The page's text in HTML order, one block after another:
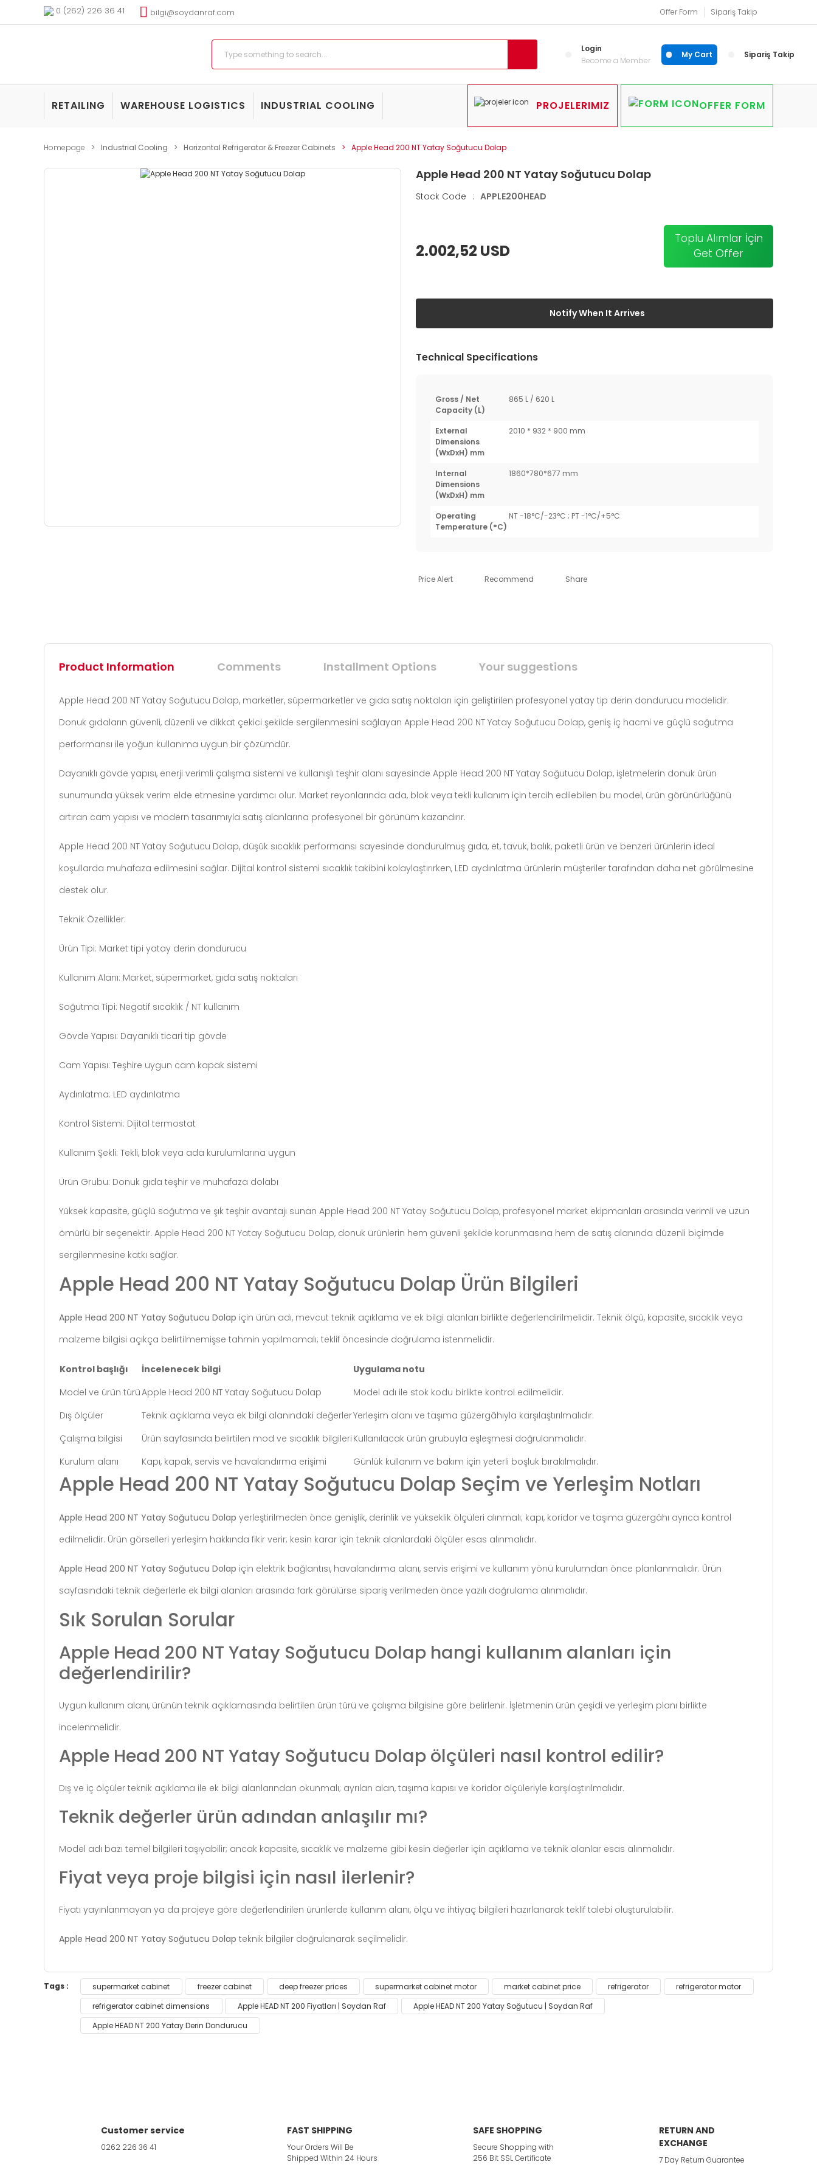
0 (262) 226 36 41 bilgi@soydanraf.com Offer Form Sipariş Takip
Login
Become a Member
My Cart Sipariş Takip
RETAILING WAREHOUSE LOGISTICS INDUSTRIAL COOLING PROJELERIMIZ OFFER FORM
Homepage Industrial Cooling Horizontal Refrigerator & Freezer Cabinets Apple Head 200 NT Yatay Soğutucu Dolap
Apple Head 200 NT Yatay Soğutucu Dolap
Stock Code : APPLE200HEAD
2.002,52 USD
Toplu Alımlar İçin
Get Offer
Notify When It Arrives
Technical Specifications
Gross / Net
Capacity (L)
865 L / 620 L
External
Dimensions
(WxDxH) mm
2010 * 932 * 900 mm
Internal
Dimensions
(WxDxH) mm
1860*780*677 mm
Operating
Temperature (°C)
NT -18°C/-23°C ; PT -1°C/+5°C
Price Alert Recommend Share
Product Information Comments Installment Options Your suggestions
Apple Head 200 NT Yatay Soğutucu Dolap, marketler, süpermarketler ve gıda satış noktaları için geliştirilen profesyonel yatay tip derin dondurucu modelidir.
Donuk gıdaların güvenli, düzenli ve dikkat çekici şekilde sergilenmesini sağlayan Apple Head 200 NT Yatay Soğutucu Dolap, geniş iç hacmi ve güçlü soğutma
performansı ile yoğun kullanıma uygun bir çözümdür.
Dayanıklı gövde yapısı, enerji verimli çalışma sistemi ve kullanışlı teşhir alanı sayesinde Apple Head 200 NT Yatay Soğutucu Dolap, işletmelerin donuk ürün
sunumunda yüksek verim elde etmesine yardımcı olur. Market reyonlarında ada, blok veya tekli kullanım için tercih edilebilen bu model, ürün görünürlüğünü
artıran cam yapısı ve modern tasarımıyla satış alanlarına profesyonel bir görünüm kazandırır.
Apple Head 200 NT Yatay Soğutucu Dolap, düşük sıcaklık performansı sayesinde dondurulmuş gıda, et, tavuk, balık, paketli ürün ve benzeri ürünlerin ideal
koşullarda muhafaza edilmesini sağlar. Dijital kontrol sistemi sıcaklık takibini kolaylaştırırken, LED aydınlatma ürünlerin müşteriler tarafından daha net görülmesine
destek olur.
Teknik Özellikler:
Ürün Tipi: Market tipi yatay derin dondurucu
Kullanım Alanı: Market, süpermarket, gıda satış noktaları
Soğutma Tipi: Negatif sıcaklık / NT kullanım
Gövde Yapısı: Dayanıklı ticari tip gövde
Cam Yapısı: Teşhire uygun cam kapak sistemi
Aydınlatma: LED aydınlatma
Kontrol Sistemi: Dijital termostat
Kullanım Şekli: Tekli, blok veya ada kurulumlarına uygun
Ürün Grubu: Donuk gıda teşhir ve muhafaza dolabı
Yüksek kapasite, güçlü soğutma ve şık teşhir avantajı sunan Apple Head 200 NT Yatay Soğutucu Dolap, profesyonel market ekipmanları arasında verimli ve uzun
ömürlü bir seçenektir. Apple Head 200 NT Yatay Soğutucu Dolap, donuk ürünlerin hem güvenli şekilde korunmasına hem de satış alanında düzenli biçimde
sergilenmesine katkı sağlar.
Apple Head 200 NT Yatay Soğutucu Dolap Ürün Bilgileri
Apple Head 200 NT Yatay Soğutucu Dolap için ürün adı, mevcut teknik açıklama ve ek bilgi alanları birlikte değerlendirilmelidir. Teknik ölçü, kapasite, sıcaklık veya
malzeme bilgisi açıkça belirtilmemişse tahmin yapılmamalı; teklif öncesinde doğrulama istenmelidir.
Kontrol başlığı İncelenecek bilgi
Uygulama notu
Model ve ürün türüApple Head 200 NT Yatay Soğutucu Dolap
Model adı ile stok kodu birlikte kontrol edilmelidir.
Dış ölçüler
Teknik açıklama veya ek bilgi alanındaki değerlerYerleşim alanı ve taşıma güzergâhıyla karşılaştırılmalıdır.
Çalışma bilgisi
Ürün sayfasında belirtilen mod ve sıcaklık bilgileri Kullanılacak ürün grubuyla eşleşmesi doğrulanmalıdır.
Kurulum alanı
Kapı, kapak, servis ve havalandırma erişimi Günlük kullanım ve bakım için yeterli boşluk bırakılmalıdır.
Apple Head 200 NT Yatay Soğutucu Dolap Seçim ve Yerleşim Notları
Apple Head 200 NT Yatay Soğutucu Dolap yerleştirilmeden önce genişlik, derinlik ve yükseklik ölçüleri alınmalı; kapı, koridor ve taşıma güzergâhı ayrıca kontrol
edilmelidir. Ürün görselleri yerleşim hakkında fikir verir; kesin karar için teknik alanlardaki ölçüler esas alınmalıdır.
Apple Head 200 NT Yatay Soğutucu Dolap için elektrik bağlantısı, havalandırma alanı, servis erişimi ve kullanım yönü kurulumdan önce planlanmalıdır. Ürün
sayfasındaki teknik değerlerle ek bilgi alanları arasında fark görülürse sipariş verilmeden önce yazılı doğrulama alınmalıdır.
Sık Sorulan Sorular
Apple Head 200 NT Yatay Soğutucu Dolap hangi kullanım alanları için
değerlendirilir?
Uygun kullanım alanı, ürünün teknik açıklamasında belirtilen ürün türü ve çalışma bilgisine göre belirlenir. İşletmenin ürün çeşidi ve yerleşim planı birlikte
incelenmelidir.
Apple Head 200 NT Yatay Soğutucu Dolap ölçüleri nasıl kontrol edilir?
Dış ve iç ölçüler teknik açıklama ile ek bilgi alanlarından okunmalı; ayrılan alan, taşıma kapısı ve koridor ölçüleriyle karşılaştırılmalıdır.
Teknik değerler ürün adından anlaşılır mı?
Model adı bazı temel bilgileri taşıyabilir; ancak kapasite, sıcaklık ve malzeme gibi kesin değerler için açıklama ve teknik alanlar esas alınmalıdır.
Fiyat veya proje bilgisi için nasıl ilerlenir?
Fiyatı yayınlanmayan ya da projeye göre değerlendirilen ürünlerde kullanım alanı, ölçü ve ihtiyaç bilgileri hazırlanarak teklif talebi oluşturulabilir.
Apple Head 200 NT Yatay Soğutucu Dolap teknik bilgiler doğrulanarak seçilmelidir.
Be the first to comment on this product!
Thank you for your feedback and suggestions.
Product image is poor quality, corrupted, or not viewable.
There should be other alternatives to this product.
Tags : supermarket cabinet freezer cabinet deep freezer prices supermarket cabinet motor market cabinet price refrigerator
refrigerator motor
refrigerator cabinet dimensions
Apple HEAD NT 200 Fiyatları | Soydan Raf
Apple HEAD NT 200 Yatay Soğutucu | Soydan Raf
Apple HEAD NT 200 Yatay Derin Dondurucu
Customer service
0262 226 36 41
FAST SHIPPING
Your Orders Will Be
Shipped Within 24 Hours
SAFE SHOPPING
Secure Shopping with
256 Bit SSL Certificate
RETURN AND
EXCHANGE
7 Day Return Guarantee